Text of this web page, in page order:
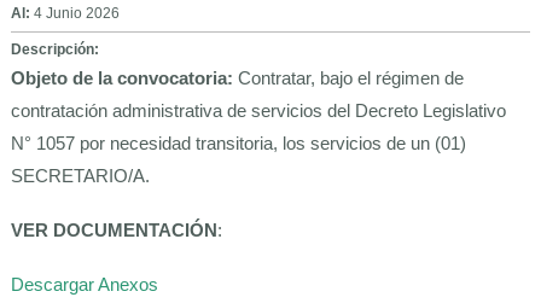
Al:4 Junio 2026
Descripción:
Objeto de la convocatoria: Contratar, bajo el régimen de
contratación administrativa de servicios del Decreto Legislativo
N° 1057 por necesidad transitoria, los servicios de un (01)
SECRETARIO/A.
VER DOCUMENTACIÓN :
Descargar Anexos